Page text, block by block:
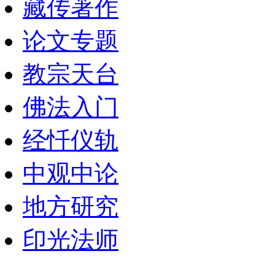
藏传著作
论文专题
教宗天台
佛法入门
经忏仪轨
中观中论
地方研究
印光法师